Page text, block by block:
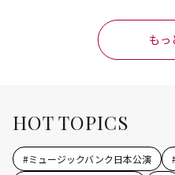
もっ
HOT TOPICS
#ミュージックバンク日本公演